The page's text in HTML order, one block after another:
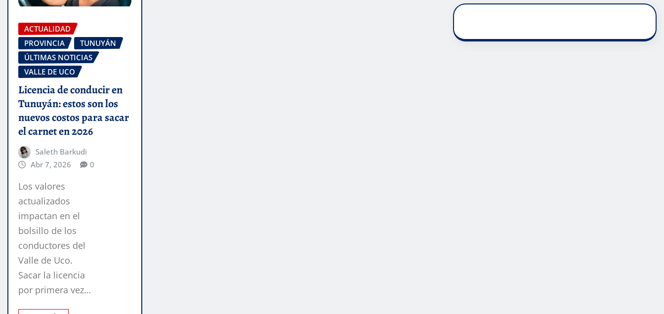
ACTUALIDAD
PROVINCIA
TUNUYÁN
ÚLTIMAS NOTICIAS
VALLE DE UCO
Licencia de conducir en
Tunuyán: estos son los
nuevos costos para sacar
el carnet en 2026
Saleth Barkudi
Abr 7, 2026
0
Los valores
actualizados
impactan en el
bolsillo de los
conductores del
Valle de Uco.
Sacar la licencia
por primera vez…